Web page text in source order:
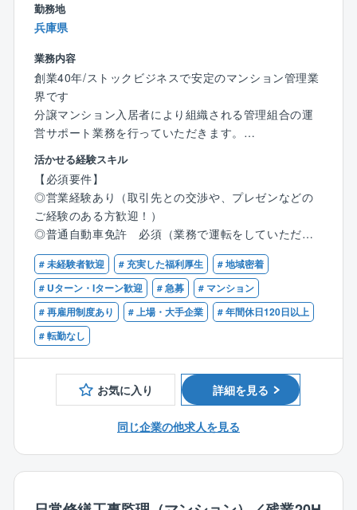
転居をともなう異動が発生する場合は、各種手当あ
り。
●赴任手当（単身の場合75,000円／家族帯同の場合20
0,000円）
●派遣手当（30,000円／月額）
●独身寮,社宅の用意（社宅寮費として10,000円～また
は20,000円～
水道光熱費・駐車場・火災保険料等は自己負担）
※詳細は、会社規定による。
※事情により転勤が難しい方は、転居を伴う異動のない
「エリア職」もご相談できます。
勤務地
兵庫県
業務内容
創業40年/ストックビジネスで安定のマンション管理業
界です
分譲マンション入居者により組織される管理組合の運
営サポート業務を行っていただきます。
営業職ですが、数字よりもお客様との関係性重視の社
風。
未経験から活躍している社員多数！
【具体的な業務】
●理事会、総会の運営サポート
●議事録の作成
●管理組合会計（出納関係）書類や管理報告書の作成
●共用部やエレベータなど点検報告書の確認や、建物の
修繕提案
●入居者様からのお困りごとサポート
※一人平均10棟～15棟を担当し、内勤6割、外勤4割程
度です。
2～3か月で自分の担当物件を持つことを目標に取り
組んでいただきます。
【働きやすい環境を目指しています】
活かせる経験スキル
【必須要件】
◎営業経験あり（取引先との交渉や、プレゼンなどの
ご経験のある方歓迎！）
◎普通自動車免許 必須（業務で運転をしていただき
ます。）
◎パソコンの使用ができる方（ワード、エクセル、パ
ワポなどの基本的なスキル）
◎「成約がゴール」「数字主義」の業績を追い求める
タイプではなく、お客様と長く良好な関係を築ける方
を望んでいます。
【歓迎要件】
◎フロント営業経験者・管理業務主任者・宅地建物取
※業務に必要な不動産関連資格取得のバックアップ体
制は整っています。
# 未経験者歓迎 # 充実した福利厚生
# 地域密着
# Uターン・Iターン歓迎
# 急募
# マンション
# 再雇用制度あり
# 上場・大手企業
# 年間休日120日以上
# 転勤なし
お気に入り 詳細を見る
同じ企業の他求人を見る